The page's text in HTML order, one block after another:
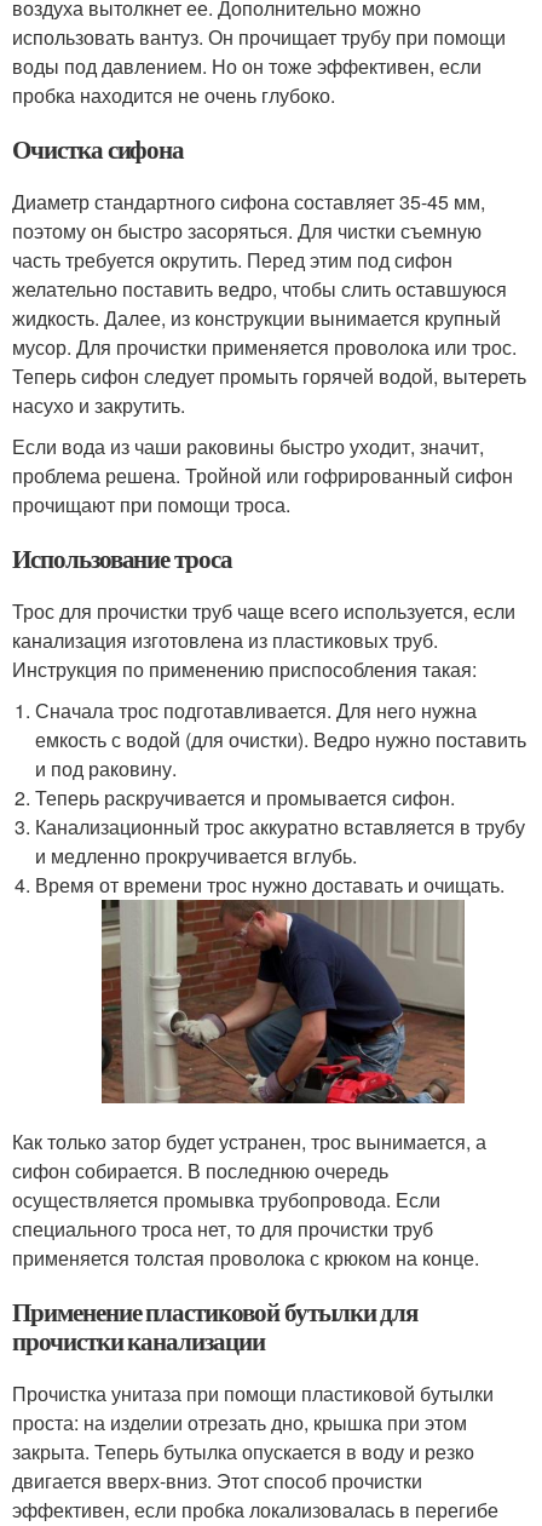
воздуха вытолкнет ее. Дополнительно можно
использовать вантуз. Он прочищает трубу при помощи
воды под давлением. Но он тоже эффективен, если
пробка находится не очень глубоко.
Очистка сифона
Диаметр стандартного сифона составляет 35-45 мм,
поэтому он быстро засоряться. Для чистки съемную
часть требуется окрутить. Перед этим под сифон
желательно поставить ведро, чтобы слить оставшуюся
жидкость. Далее, из конструкции вынимается крупный
мусор. Для прочистки применяется проволока или трос.
Теперь сифон следует промыть горячей водой, вытереть
насухо и закрутить.
Если вода из чаши раковины быстро уходит, значит,
проблема решена. Тройной или гофрированный сифон
прочищают при помощи троса.
Использование троса
Трос для прочистки труб чаще всего используется, если
канализация изготовлена из пластиковых труб.
Инструкция по применению приспособления такая:
Сначала трос подготавливается. Для него нужна
емкость с водой (для очистки). Ведро нужно поставить
и под раковину.
Теперь раскручивается и промывается сифон.
Канализационный трос аккуратно вставляется в трубу
и медленно прокручивается вглубь.
Время от времени трос нужно доставать и очищать.
Как только затор будет устранен, трос вынимается, а
сифон собирается. В последнюю очередь
осуществляется промывка трубопровода. Если
специального троса нет, то для прочистки труб
применяется толстая проволока с крюком на конце.
Применение пластиковой бутылки для
прочистки канализации
Прочистка унитаза при помощи пластиковой бутылки
проста: на изделии отрезать дно, крышка при этом
закрыта. Теперь бутылка опускается в воду и резко
двигается вверх-вниз. Этот способ прочистки
эффективен, если пробка локализовалась в перегибе